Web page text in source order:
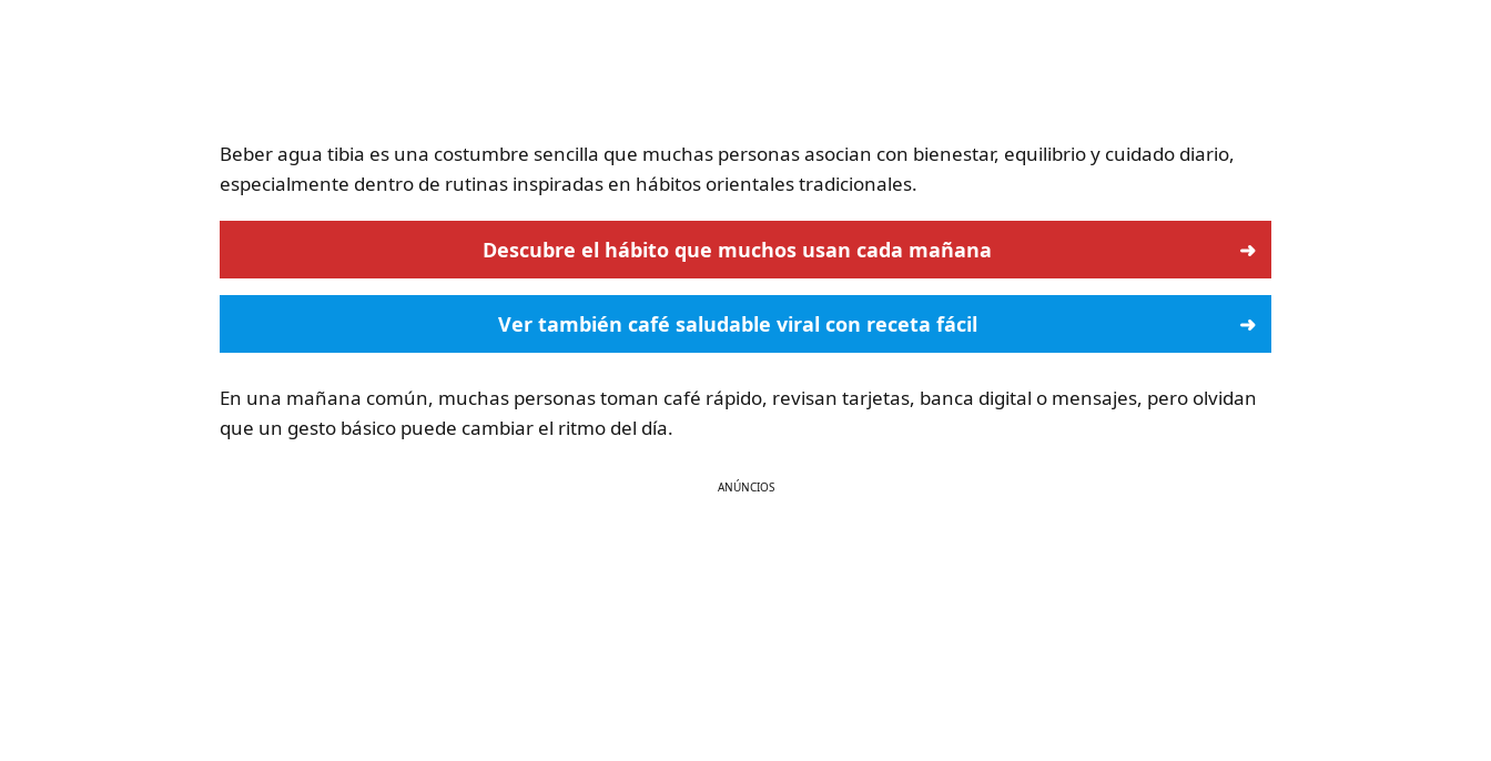
Beber agua tibia es una costumbre sencilla que muchas personas asocian con bienestar, equilibrio y cuidado diario,
especialmente dentro de rutinas inspiradas en hábitos orientales tradicionales.
Descubre el hábito que muchos usan cada mañana
Ver también café saludable viral con receta fácil
En una mañana común, muchas personas toman café rápido, revisan tarjetas, banca digital o mensajes, pero olvidan
que un gesto básico puede cambiar el ritmo del día.
ANÚNCIOS